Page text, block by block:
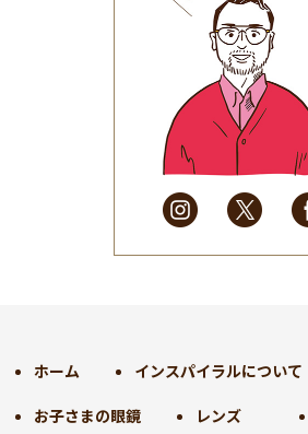
2025年8月(31)
2025年7月(37)
2025年6月(48)
2025年5月
(41)
2025年4月
(32)
2025年3月(31)
2025年2月
(28)
2025年1月
(34)
2024年9月(30)
2024年7月(31)
ホーム インスパイラルについて
お子さまの眼鏡 レンズ